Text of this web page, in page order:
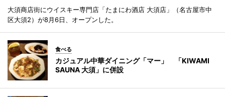
大須商店街にウイスキー専門店「たまにわ酒店 大須店」（名古屋市中
区大須2）が8月6日、オープンした。
食べる
カジュアル中華ダイニング「マー」 「KIWAMI
SAUNA 大須」に併設